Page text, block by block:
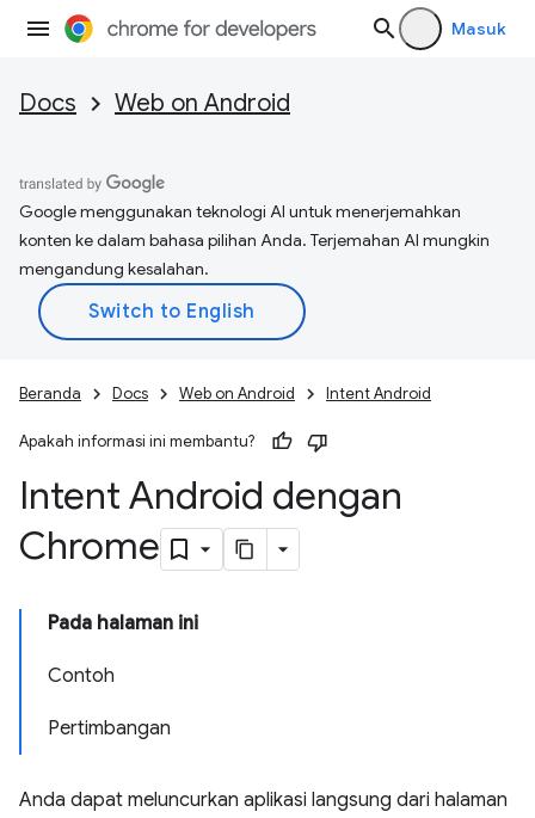
Masuk
Docs Web on Android
Google menggunakan teknologi AI untuk menerjemahkan
konten ke dalam bahasa pilihan Anda. Terjemahan AI mungkin
mengandung kesalahan.
Beranda Docs Web on Android Intent Android
Apakah informasi ini membantu?
Intent Android dengan
Chrome
Pada halaman ini
Contoh
Pertimbangan
Anda dapat meluncurkan aplikasi langsung dari halaman